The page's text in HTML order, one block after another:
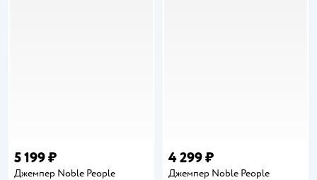
5 199 ₽
Джемпер Noble People
4 299 ₽
Джемпер Noble People